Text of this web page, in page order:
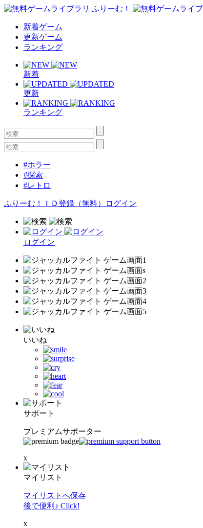
新着ゲーム
更新ゲーム
ランキング
新着
更新
ランキング
#ホラー
#探索
#レトロ
ふりーむ！ＩＤ登録（無料） ログイン
ログイン
いいね
サポート
プレミアムサポーター
x
マイリスト
マイリストへ保存
後で便利♪ Click!
x